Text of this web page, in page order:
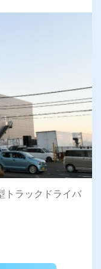
トラックドライバ